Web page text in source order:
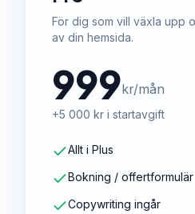
För dig som vill växla upp
av din hemsida.
999kr/mån
+5 000 kr i startavgift
Allt i Plus
Bokning / offertformulär
Copywriting ingår